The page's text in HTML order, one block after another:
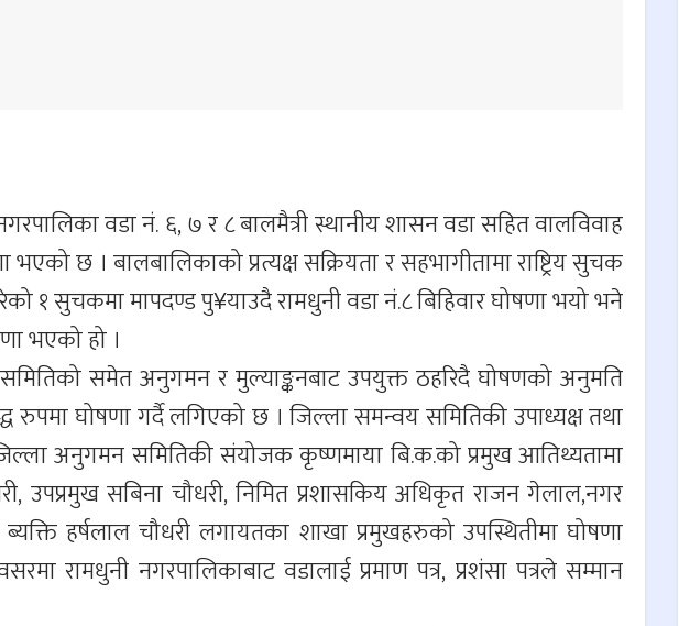
वडा नं. ६, ७ र ८ बालमैत्री स्थानीय शासन वडा सहित वालविवाह
भएको छ । बालबालिकाको प्रत्यक्ष सक्रियता र सहभागीतामा राष्ट्रिय सुचक
१ सुचकमा मापदण्ड पु¥याउदै रामधुनी वडा नं.८ बिहिवार घोषणा भयो भने
भएको हो ।
समेत अनुगमन र मुल्याङ्कनबाट उपयुक्त ठहरिदै घोषणको अनुमति
रुपमा घोषणा गर्दै लगिएको छ । जिल्ला समन्वय समितिकी उपाध्यक्ष तथा
अनुगमन समितिकी संयोजक कृष्णमाया बि.क.को प्रमुख आतिथ्यतामा
उपप्रमुख सबिना चौधरी, निमित प्रशासकिय अधिकृत राजन गेलाल,नगर
हर्षलाल चौधरी लगायतका शाखा प्रमुखहरुको उपस्थितीमा घोषणा
रामधुनी नगरपालिकाबाट वडालाई प्रमाण पत्र, प्रशंसा पत्रले सम्मान